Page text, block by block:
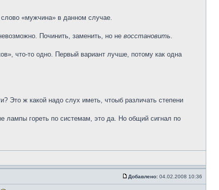
«мужчина» в данном случае.
Починить, заменить, но не восстановить.
что-то одно. Первый вариант лучше, потому как одна
Это ж какой надо слух иметь, чтоыб различать степени
лампы гореть по системам, это да. Но общий сигнал по
Добавлено: 04.02.2008 10:36